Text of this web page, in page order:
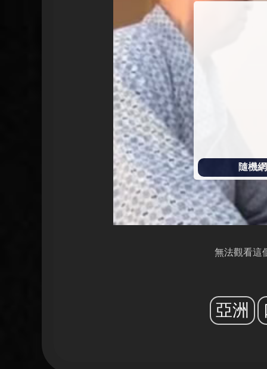
隨機
始
播
放
無法觀看這
亞洲